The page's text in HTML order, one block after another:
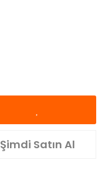
Şimdi Satın Al